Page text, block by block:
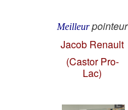
Meilleurpointeur
Jacob Renault
(Castor Pro-
Lac)